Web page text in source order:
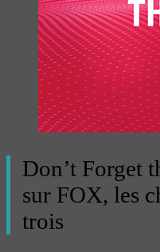
Don’t Forget
sur FOX, les
trois